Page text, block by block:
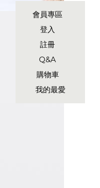
會員專區
登入
註冊
Q&A
購物車
我的最愛